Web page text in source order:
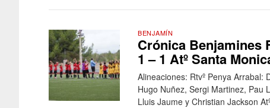
BENJAMÍN
Crónica Benjamines
1 – 1 Atº Santa
Alineaciones: Rtvº Penya Arrabal:
Hugo Nuñez, Sergi Martinez, Pau
Lluis Jaume y Christian Jackson